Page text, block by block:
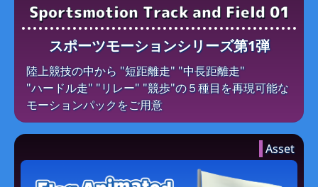
Sportsmotion Track and Field 01
スポーツモーションシリーズ第1弾
陸上競技の​中から​ "短距離走" "中長距離走"
"ハードル走" "リレー" "競歩"の​５種目を​再現可能な​
モーションパックを​ご用意
Asset